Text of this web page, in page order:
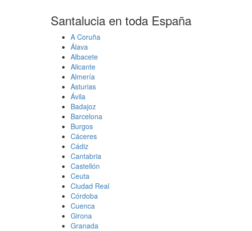
Santalucia en toda España
A Coruña
Álava
Albacete
Alicante
Almería
Asturias
Ávila
Badajoz
Barcelona
Burgos
Cáceres
Cádiz
Cantabria
Castellón
Ceuta
Ciudad Real
Córdoba
Cuenca
Girona
Granada